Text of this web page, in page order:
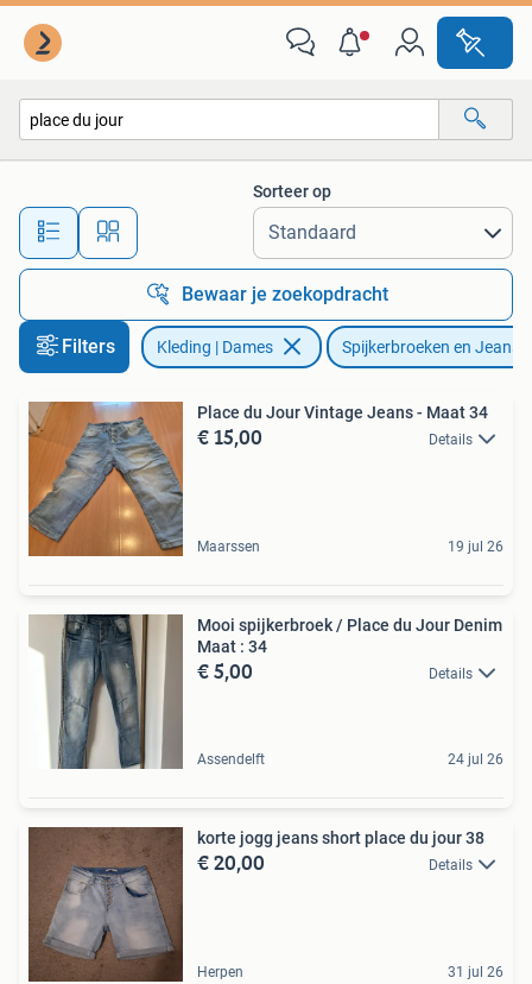
Alle afstanden…
Sorteer op
Bewaar je zoekopdracht
Filters Kleding | Dames Spijkerbroeken en Jeans
Place du Jour Vintage Jeans - Maat 34
€ 15,00 Details
Maarssen 19 jul 26
Mooi spijkerbroek / Place du Jour Denim
Maat : 34
€ 5,00 Details
Assendelft 24 jul 26
korte jogg jeans short place du jour 38
€ 20,00 Details
Herpen 31 jul 26